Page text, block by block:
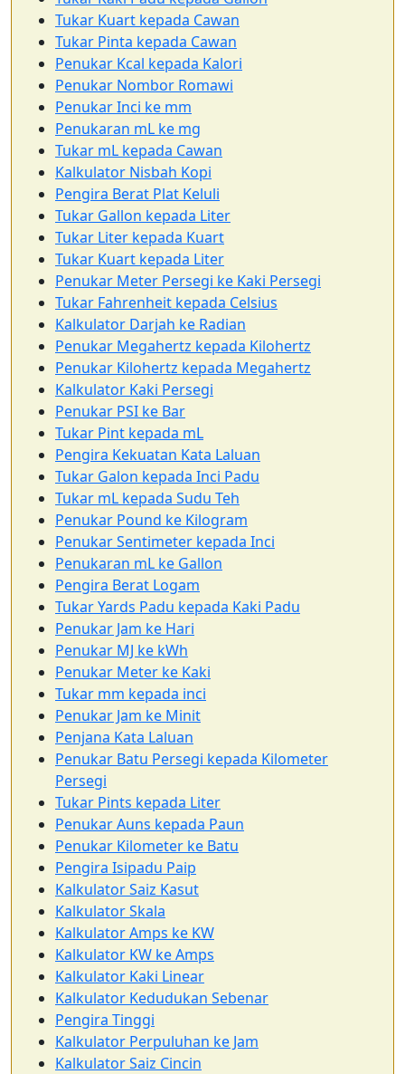
Tukar Kuart kepada Cawan
Tukar Pinta kepada Cawan
Penukar Kcal kepada Kalori
Penukar Nombor Romawi
Penukar Inci ke mm
Penukaran mL ke mg
Tukar mL kepada Cawan
Kalkulator Nisbah Kopi
Pengira Berat Plat Keluli
Tukar Gallon kepada Liter
Tukar Liter kepada Kuart
Tukar Kuart kepada Liter
Penukar Meter Persegi ke Kaki Persegi
Tukar Fahrenheit kepada Celsius
Kalkulator Darjah ke Radian
Penukar Megahertz kepada Kilohertz
Penukar Kilohertz kepada Megahertz
Kalkulator Kaki Persegi
Penukar PSI ke Bar
Tukar Pint kepada mL
Pengira Kekuatan Kata Laluan
Tukar Galon kepada Inci Padu
Tukar mL kepada Sudu Teh
Penukar Pound ke Kilogram
Penukar Sentimeter kepada Inci
Penukaran mL ke Gallon
Pengira Berat Logam
Tukar Yards Padu kepada Kaki Padu
Penukar Jam ke Hari
Penukar MJ ke kWh
Penukar Meter ke Kaki
Tukar mm kepada inci
Penukar Jam ke Minit
Penjana Kata Laluan
Penukar Batu Persegi kepada Kilometer
Persegi
Tukar Pints kepada Liter
Penukar Auns kepada Paun
Penukar Kilometer ke Batu
Pengira Isipadu Paip
Kalkulator Saiz Kasut
Kalkulator Skala
Kalkulator Amps ke KW
Kalkulator KW ke Amps
Kalkulator Kaki Linear
Kalkulator Kedudukan Sebenar
Pengira Tinggi
Kalkulator Perpuluhan ke Jam
Kalkulator Saiz Cincin